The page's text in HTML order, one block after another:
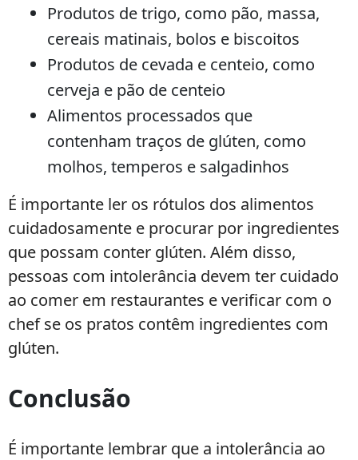
Produtos de trigo, como pão, massa,
cereais matinais, bolos e biscoitos
Produtos de cevada e centeio, como
cerveja e pão de centeio
Alimentos processados que
contenham traços de glúten, como
molhos, temperos e salgadinhos
É importante ler os rótulos dos alimentos
cuidadosamente e procurar por ingredientes
que possam conter glúten. Além disso,
pessoas com intolerância devem ter cuidado
ao comer em restaurantes e verificar com o
chef se os pratos contêm ingredientes com
glúten.
Conclusão
É importante lembrar que a intolerância ao